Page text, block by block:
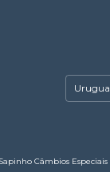
Câmbios Especiais -